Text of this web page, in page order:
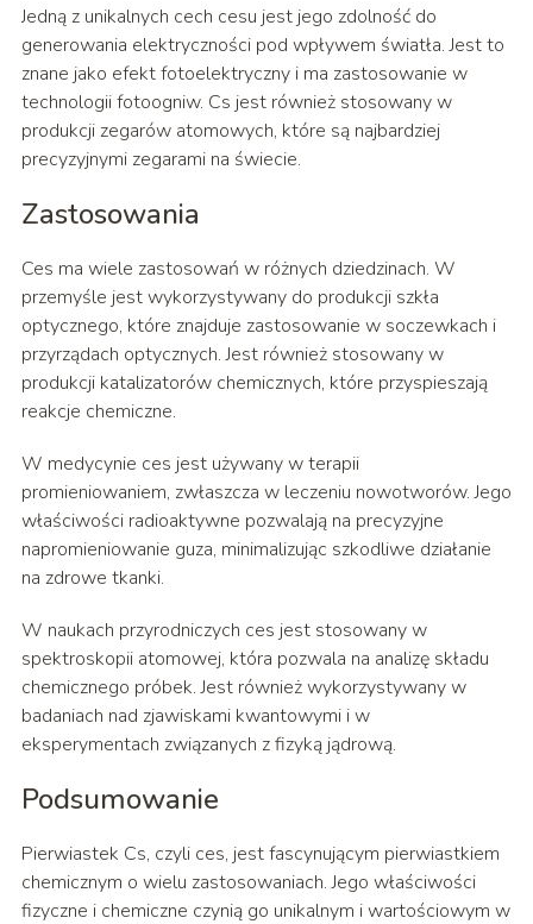
Jedną z unikalnych cech cesu jest jego zdolność do
generowania elektryczności pod wpływem światła. Jest to
znane jako efekt fotoelektryczny i ma zastosowanie w
technologii fotoogniw. Cs jest również stosowany w
produkcji zegarów atomowych, które są najbardziej
precyzyjnymi zegarami na świecie.
Zastosowania
Ces ma wiele zastosowań w różnych dziedzinach. W
przemyśle jest wykorzystywany do produkcji szkła
optycznego, które znajduje zastosowanie w soczewkach i
przyrządach optycznych. Jest również stosowany w
produkcji katalizatorów chemicznych, które przyspieszają
reakcje chemiczne.
W medycynie ces jest używany w terapii
promieniowaniem, zwłaszcza w leczeniu nowotworów. Jego
właściwości radioaktywne pozwalają na precyzyjne
napromieniowanie guza, minimalizując szkodliwe działanie
na zdrowe tkanki.
W naukach przyrodniczych ces jest stosowany w
spektroskopii atomowej, która pozwala na analizę składu
chemicznego próbek. Jest również wykorzystywany w
badaniach nad zjawiskami kwantowymi i w
eksperymentach związanych z fizyką jądrową.
Podsumowanie
Pierwiastek Cs, czyli ces, jest fascynującym pierwiastkiem
chemicznym o wielu zastosowaniach. Jego właściwości
fizyczne i chemiczne czynią go unikalnym i wartościowym w